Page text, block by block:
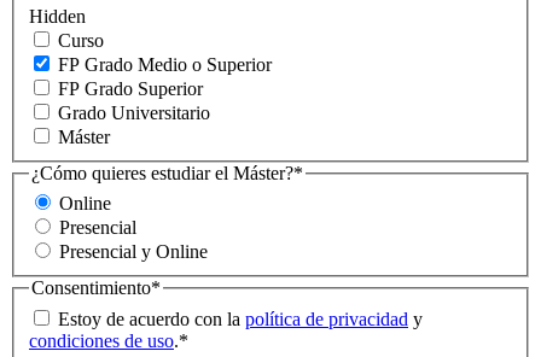
Hidden
Curso
FP Grado Medio o Superior
FP Grado Superior
Grado Universitario
Máster
¿Cómo quieres estudiar el Máster?*
Online
Presencial
Presencial y Online
Consentimiento*
Estoy de acuerdo con la política de privacidad y
condiciones de uso.*